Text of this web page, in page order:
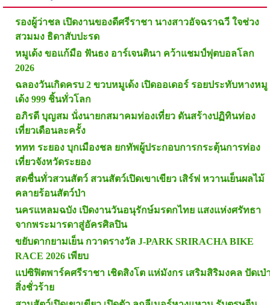
รองผู้ว่าชล เปิดงานของดีศรีราชา นางสาวอัจฉราฉวี ใจช่วง
สวมมง ธิดาสับปะรด
หมูเด้ง ขอแก้มือ ฟันธง อาร์เจนตินา คว้าแชมป์ฟุตบอลโลก
2026
ฉลองวันเกิดครบ 2 ขวบหมูเด้ง เปิดออเดอร์ รอยประทับหางหมู
เด้ง 999 ชิ้นทั่วโลก
อภิรดี บุญสม นั่งนายกสมาคมท่องเที่ยว ดันสร้างปฏิทินท่อง
เที่ยวเดือนละครั้ง
ททท ระยอง บุกเมืองชล ยกทัพผู้ประกอบการกระตุ้นการท่อง
เที่ยวจังหวัดระยอง
สดชื่นทั่วสวนสัตว์ สวนสัตว์เปิดเขาเขียว เสิร์ฟ หวานเย็นผลไม้
คลายร้อนสัตว์ป่า
นครแหลมฉบัง เปิดงานวันอนุรักษ์มรดกไทย แสงแห่งศรัทธา
จากพระมารดาสู่อัครศิลปิน
ขยับดากยามเย็น กวาดรางวัล J-PARK SRIRACHA BIKE
RACE 2026 เพียบ
แปซิฟิตพาร์คศรีราชา เชิดสิงโต แห่มังกร เสริมสิริมงคล ปัดเป่
สิ่งชั่วร้าย